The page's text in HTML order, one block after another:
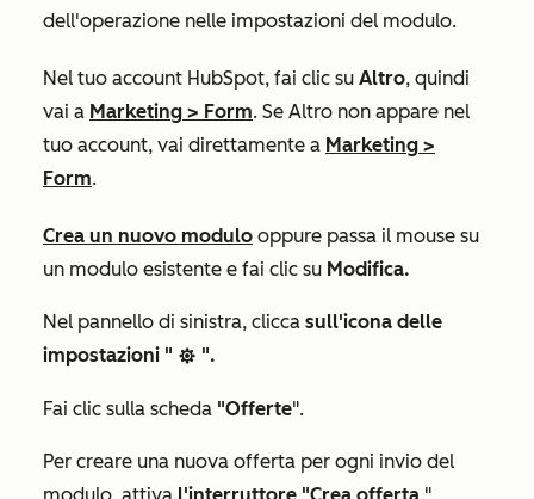
dell'operazione nelle impostazioni del modulo.
Nel tuo account HubSpot, fai clic su Altro, quindi
vai a Marketing > Form. Se Altro non appare nel
tuo account, vai direttamente a Marketing >
Form.
Crea un nuovo modulo oppure passa il mouse su
un modulo esistente e fai clic su Modifica.
Nel pannello di sinistra, clicca sull'icona delle
impostazioni " settings ".
Fai clic sulla scheda "Offerte".
Per creare una nuova offerta per ogni invio del